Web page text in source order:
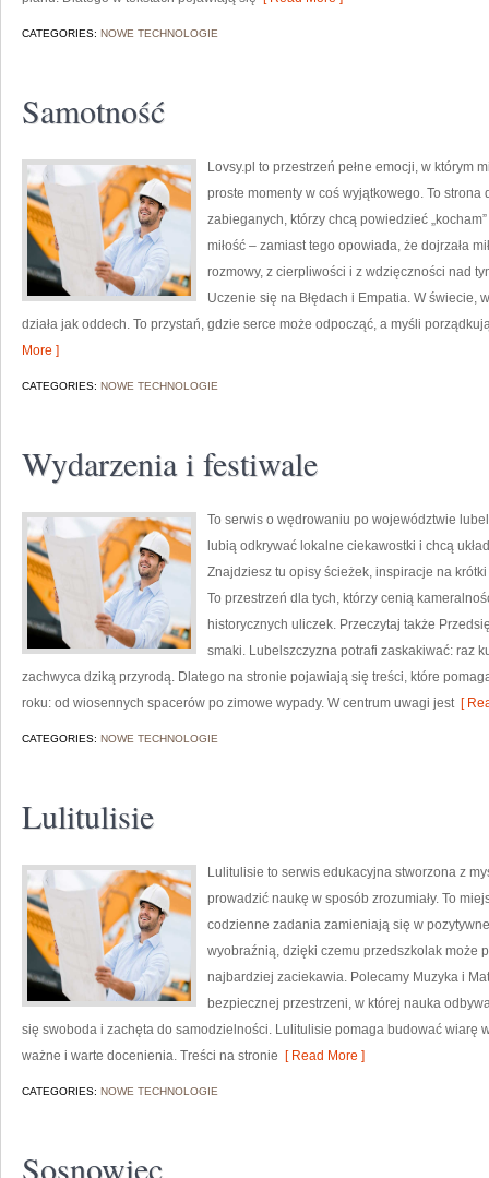
CATEGORIES: NOWE TECHNOLOGIE
Samotność
Lovsy.pl to przestrzeń pełne emocji, w którym
proste momenty w coś wyjątkowego. To
zabieganych, którzy chcą powiedzieć
miłość – zamiast tego opowiada, że dojrzała
rozmowy, z cierpliwości i z wdzięczności nad
Uczenie się na Błędach i Empatia. W świecie,
działa jak oddech. To przystań, gdzie serce może odpocząć, a myśli
More ]
CATEGORIES: NOWE TECHNOLOGIE
Wydarzenia i festiwale
To serwis o wędrowaniu po województwie
lubią odkrywać lokalne ciekawostki i chcą
Znajdziesz tu opisy ścieżek, inspiracje na
To przestrzeń dla tych, którzy cenią
historycznych uliczek. Przeczytaj także
smaki. Lubelszczyzna potrafi zaskakiwać: raz
zachwyca dziką przyrodą. Dlatego na stronie pojawiają się treści, które
roku: od wiosennych spacerów po zimowe wypady. W centrum uwagi jest[
CATEGORIES: NOWE TECHNOLOGIE
Lulitulisie
Lulitulisie to serwis edukacyjna stworzona z
prowadzić naukę w sposób zrozumiały. To
codzienne zadania zamieniają się w
wyobraźnią, dzięki czemu przedszkolak może
najbardziej zaciekawia. Polecamy Muzyka i
bezpiecznej przestrzeni, w której nauka
się swoboda i zachęta do samodzielności. Lulitulisie pomaga budować wiarę
ważne i warte docenienia. Treści na stronie [ Read More ]
CATEGORIES: NOWE TECHNOLOGIE
Sosnowiec